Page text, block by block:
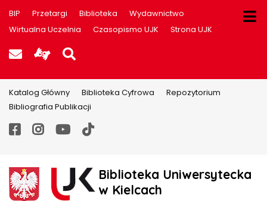
BIP Przetargi Biblioteka
Wydawnictwo
Wirtualna Uczelnia
Czasopismo UJK Strona UJK
Poczta UJK
Informacje dla użytkowników
Szukaj na stronie
Katalog Główny Biblioteka Cyfrowa
Repozytorium
Bibliografia Publikacji
Facebook
Instagram
YouTube
TikTok
Biblioteka Uniwersytecka
w Kielcach